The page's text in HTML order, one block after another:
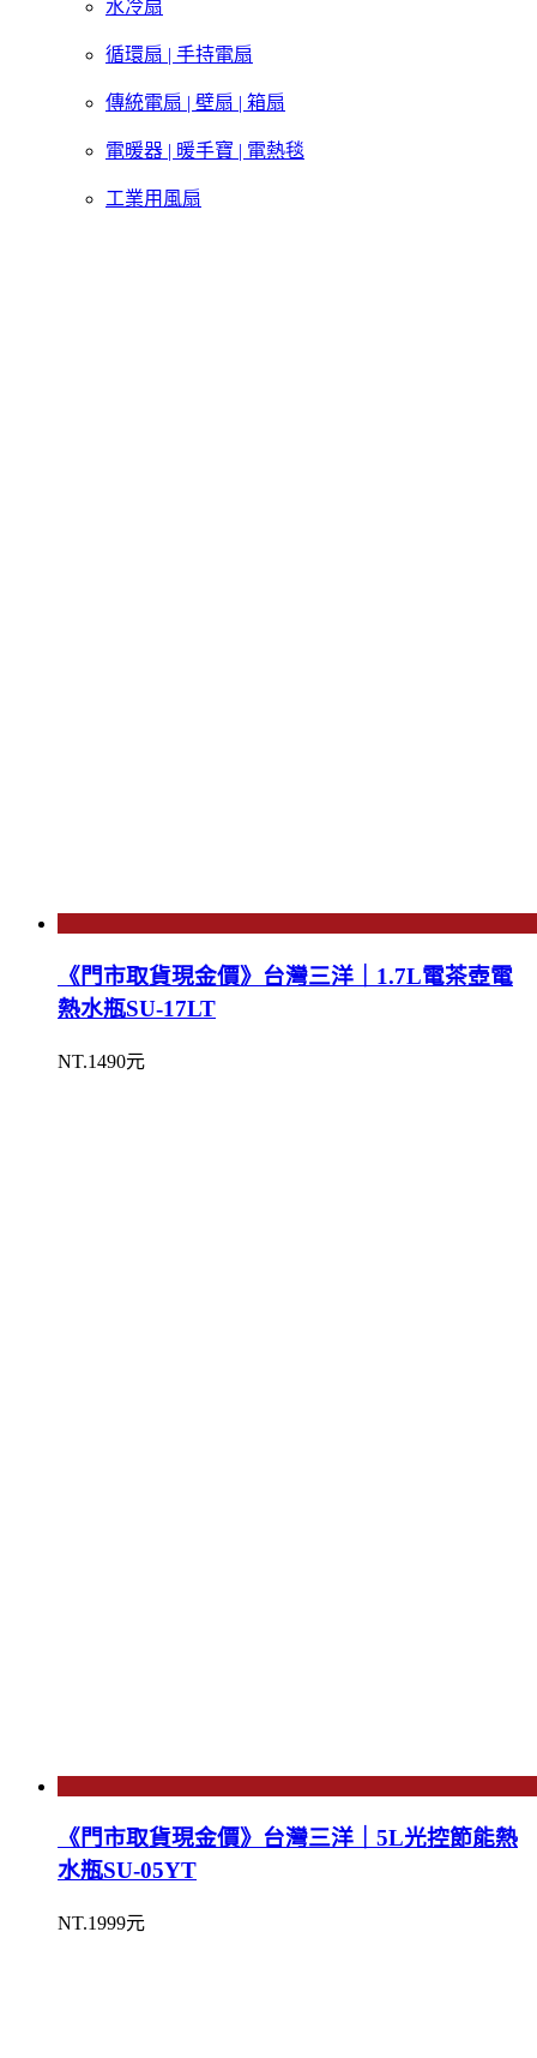
水冷扇
循環扇 | 手持電扇
傳統電扇 | 壁扇 | 箱扇
電暖器 | 暖手寶 | 電熱毯
工業用風扇
《門市取貨現金價》台灣三洋｜1.7L電茶壺電
熱水瓶SU-17LT
NT.1490元
《門市取貨現金價》台灣三洋｜5L光控節能熱
水瓶SU-05YT
NT.1999元